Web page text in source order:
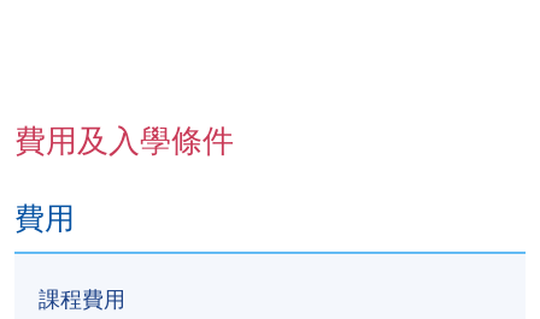
費用及入學條件
費用
課程費用